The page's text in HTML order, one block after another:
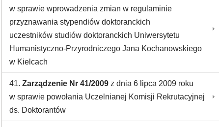
w sprawie wprowadzenia zmian w regulaminie
przyznawania stypendiów doktoranckich
uczestników studiów doktoranckich Uniwersytetu
Humanistyczno-Przyrodniczego Jana Kochanowskiego
w Kielcach
41. Zarządzenie Nr 41/2009 z dnia 6 lipca 2009 roku
w sprawie powołania Uczelnianej Komisji Rekrutacyjnej
ds. Doktorantów